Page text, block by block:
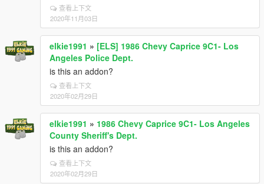
查看上下文
2020年11月03日
elkie1991 » [ELS] 1986 Chevy Caprice 9C1- Los
Angeles Police Dept.
is this an addon?
查看上下文
2020年02月29日
elkie1991 » 1986 Chevy Caprice 9C1- Los Angeles
County Sheriff's Dept.
is this an addon?
查看上下文
2020年02月29日